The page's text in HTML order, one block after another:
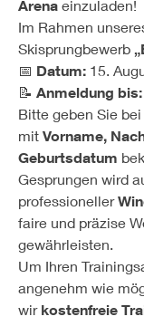
Arena einzuladen!
Im Rahmen
Skisprungbewerb
📅 Datum: 15.
📝 Anmeldung bis:
Bitte geben Sie
mit Vorname,
Geburtsdatum
Gesprungen wird
professioneller
faire und präzise
gewährleisten.
Um Ihren
angenehm wie
wir kostenfreie